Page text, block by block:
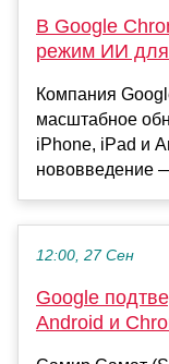
В Google
режим ИИ для
Компания
масштабное
iPhone, iPad и
нововведение
12:00, 27 Сен
Google
Android и